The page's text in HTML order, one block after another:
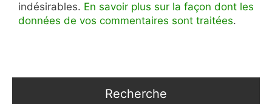
indésirables. En savoir plus sur la façon dont les
données de vos commentaires sont traitées.
Recherche